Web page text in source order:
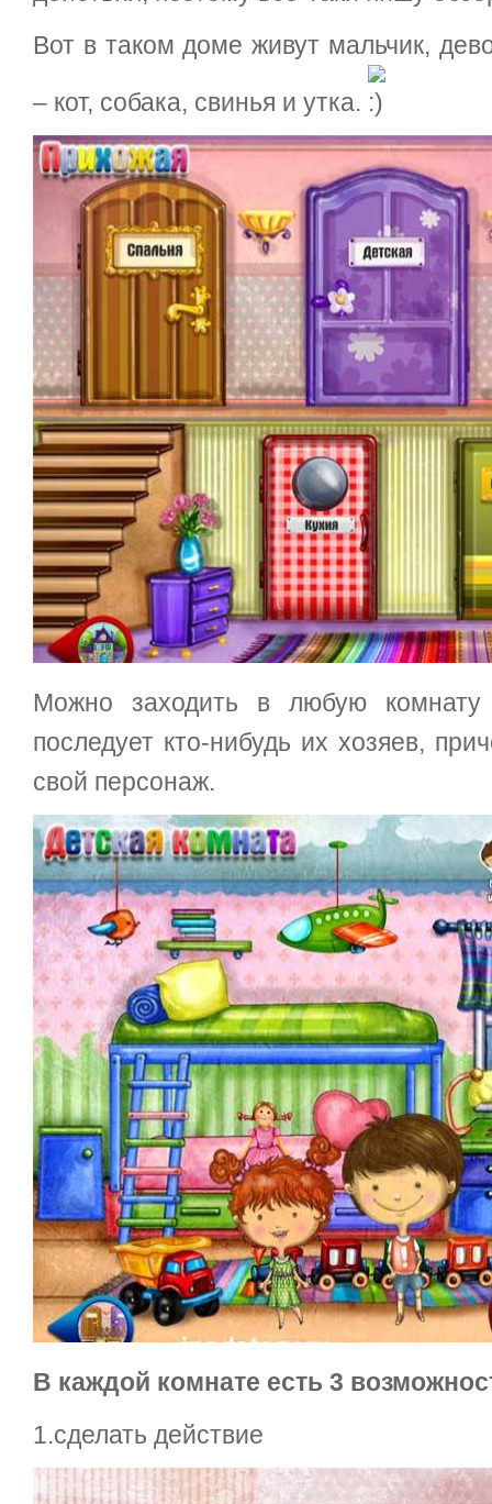
Вот в таком доме живут мальчик,
– кот, собака, свинья и утка.
Можно заходить в любую
последует кто-нибудь их хозяев,
свой персонаж.
В каждой комнате есть 3
1.сделать действие